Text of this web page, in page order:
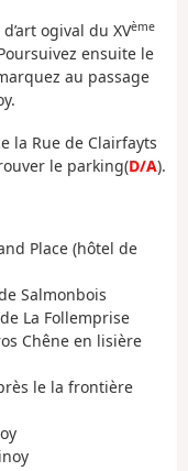
ogival du XVème
ensuite le
au passage
la Rue de Clairfayts
le parking(D/A).
Place (hôtel de
Salmonbois
La Follemprise
Chêne en lisière
le la frontière